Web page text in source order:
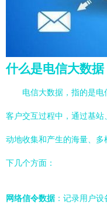
什么是电信大数据
电信大数据，指的是
客户交互过程中，通过基
动地收集和产生的海量、
下几个方面：
网络信令数据：记录用户设